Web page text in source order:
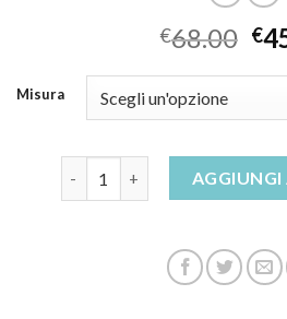
€68.00 €
Misura
stivaletti bassi donnaAGGIUNGI